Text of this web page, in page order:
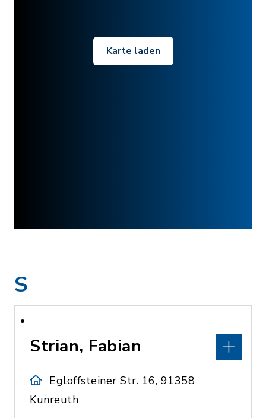
Karte laden
S
Strian, Fabian
Egloffsteiner Str. 16, 91358
Kunreuth